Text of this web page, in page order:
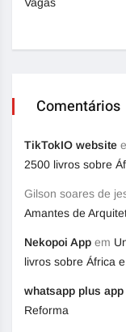
Vagas
Comentários
TikTokIO website
2500 livros sobre
Gilson soares de
Amantes de
Nekopoi App em
livros sobre África
whatsapp plus app
Reforma